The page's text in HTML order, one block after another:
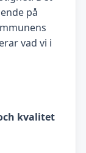
på
vad vi i
kvalitet